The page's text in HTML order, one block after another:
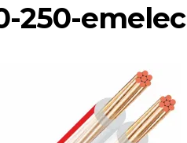
250-emelec